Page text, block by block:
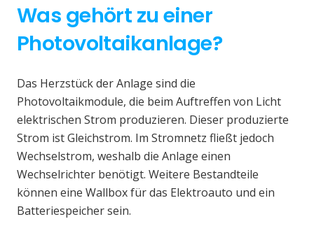
Was gehört zu einer
Photovoltaikanlage?
Das Herzstück der Anlage sind die
Photovoltaikmodule, die beim Auftreffen von Licht
elektrischen Strom produzieren. Dieser produzierte
Strom ist Gleichstrom. Im Stromnetz fließt jedoch
Wechselstrom, weshalb die Anlage einen
Wechselrichter benötigt. Weitere Bestandteile
können eine Wallbox für das Elektroauto und ein
Batteriespeicher sein.